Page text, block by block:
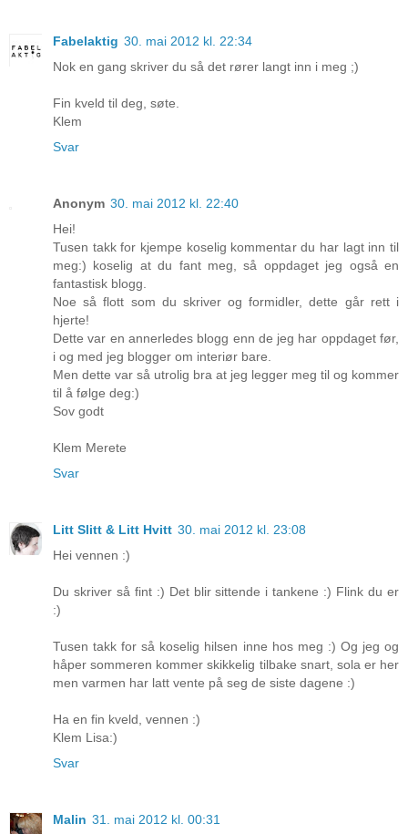
Fabelaktig 30. mai 2012 kl. 22:34
Nok en gang skriver du så det rører langt inn i meg ;)
Fin kveld til deg, søte.
Klem
Svar
Anonym 30. mai 2012 kl. 22:40
Hei!
Tusen takk for kjempe koselig kommentar du har lagt inn til
meg:) koselig at du fant meg, så oppdaget jeg også en
fantastisk blogg.
Noe så flott som du skriver og formidler, dette går rett i
hjerte!
Dette var en annerledes blogg enn de jeg har oppdaget før,
i og med jeg blogger om interiør bare.
Men dette var så utrolig bra at jeg legger meg til og kommer
til å følge deg:)
Sov godt
Klem Merete
Svar
Litt Slitt & Litt Hvitt 30. mai 2012 kl. 23:08
Hei vennen :)
Du skriver så fint :) Det blir sittende i tankene :) Flink du er
:)
Tusen takk for så koselig hilsen inne hos meg :) Og jeg og
håper sommeren kommer skikkelig tilbake snart, sola er her
men varmen har latt vente på seg de siste dagene :)
Ha en fin kveld, vennen :)
Klem Lisa:)
Svar
Malin 31. mai 2012 kl. 00:31